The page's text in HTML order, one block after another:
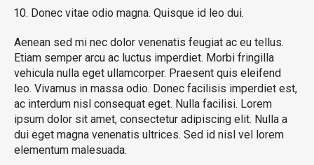
Donec vitae odio magna. Quisque id leo dui.
Aenean sed mi nec dolor venenatis feugiat ac eu tellus.
Etiam semper arcu ac luctus imperdiet. Morbi fringilla
vehicula nulla eget ullamcorper. Praesent quis eleifend
leo. Vivamus in massa odio. Donec facilisis imperdiet est,
ac interdum nisl consequat eget. Nulla facilisi. Lorem
ipsum dolor sit amet, consectetur adipiscing elit. Nulla a
dui eget magna venenatis ultrices. Sed id nisl vel lorem
elementum malesuada.